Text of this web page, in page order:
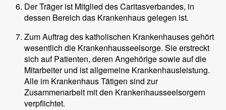
Der Träger ist Mitglied des Caritasverbandes, in
dessen Bereich das Krankenhaus gelegen ist.
Zum Auftrag des katholischen Krankenhauses gehört
wesentlich die Krankenhausseelsorge. Sie erstreckt
sich auf Patienten, deren Angehörige sowie auf die
Mitarbeiter und ist allgemeine Krankenhausleistung.
Alle im Krankenhaus Tätigen sind zur
Zusammenarbeit mit den Krankenhausseelsorgern
verpflichtet.